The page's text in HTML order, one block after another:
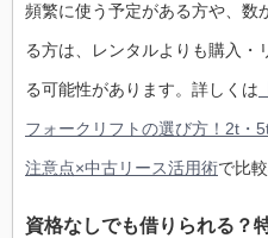
頻繁に使う予定がある方や、数
る方は、レンタルよりも購入・
る可能性があります。詳しくは
フォークリフトの選び方！2t・
注意点×中古リース活用術で比
資格なしでも借りられる？